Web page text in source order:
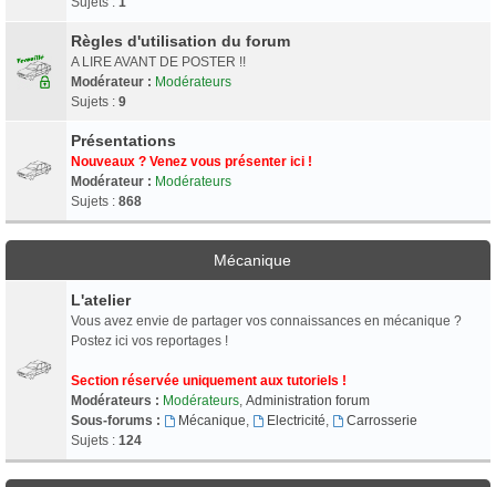
Règles d'utilisation du forum
A LIRE AVANT DE POSTER !!
Modérateur : Modérateurs
Sujets : 9
Présentations
Nouveaux ? Venez vous présenter ici !
Modérateur : Modérateurs
Sujets : 868
Mécanique
L'atelier
Vous avez envie de partager vos connaissances en mécanique ?
Postez ici vos reportages !
Section réservée uniquement aux tutoriels !
Modérateurs : Modérateurs, Administration forum
Sous-forums :
Mécanique, Electricité,
Carrosserie
Sujets : 124